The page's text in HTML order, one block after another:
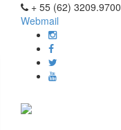
+ 55 (62) 3209.9700
Webmail